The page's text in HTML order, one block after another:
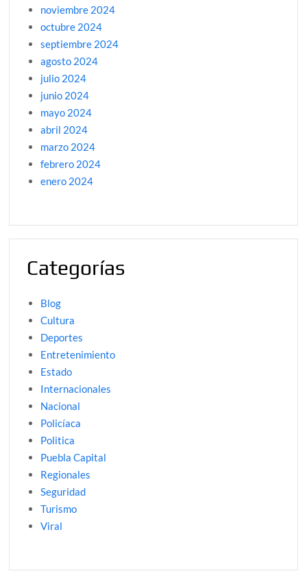
noviembre 2024
octubre 2024
septiembre 2024
agosto 2024
julio 2024
junio 2024
mayo 2024
abril 2024
marzo 2024
febrero 2024
enero 2024
Categorías
Blog
Cultura
Deportes
Entretenimiento
Estado
Internacionales
Nacional
Policíaca
Politica
Puebla Capital
Regionales
Seguridad
Turismo
Viral